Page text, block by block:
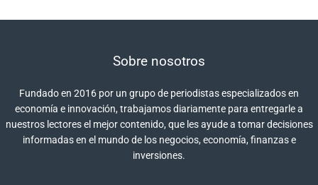
Sobre nosotros
Fundado en 2016 por un grupo de periodistas especializados en
economía e innovación, trabajamos diariamente para entregarle a
nuestros lectores el mejor contenido, que les ayude a tomar decisiones
informadas en el mundo de los negocios, economía, finanzas e
inversiones.